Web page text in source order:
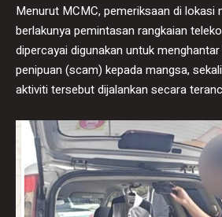
Menurut MCMC, pemeriksaan di lokasi
berlakunya pemintasan rangkaian
dipercayai digunakan untuk
penipuan (scam) kepada mangsa,
aktiviti tersebut dijalankan secara